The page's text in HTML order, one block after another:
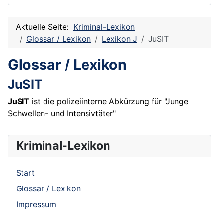
Aktuelle Seite: Kriminal-Lexikon
Glossar / Lexikon
Lexikon J JuSIT
Glossar / Lexikon
JuSIT
JuSIT ist die polizeiinterne Abkürzung für "Junge
Schwellen- und Intensivtäter"
Kriminal-Lexikon
Start
Glossar / Lexikon
Impressum